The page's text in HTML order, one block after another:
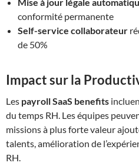
conformité permanente
Self-service collaborateur
de 50%
Impact sur la
Les payroll SaaS benefits
du temps RH. Les équipes
missions à plus forte valeur
talents, amélioration de
RH.